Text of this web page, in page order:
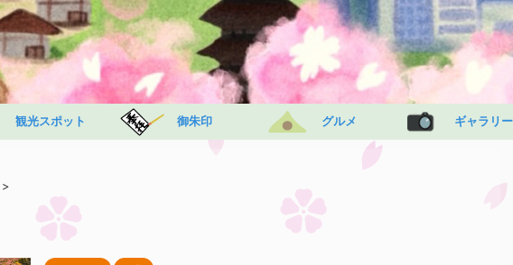
観光スポット 御朱印 グルメ ギャラリー
>